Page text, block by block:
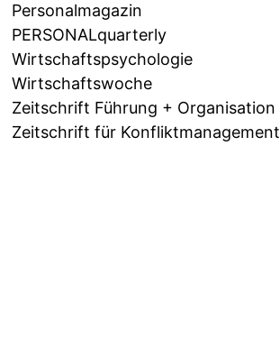
Personalmagazin
PERSONALquarterly
Wirtschaftspsychologie
Wirtschaftswoche
Zeitschrift Führung + Organisation
Zeitschrift für Konfliktmanagement